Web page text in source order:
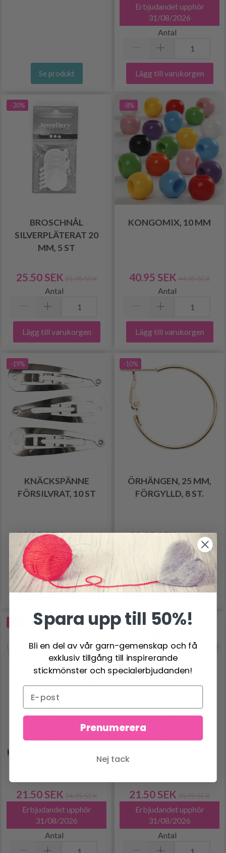
Se produkt
Erbjudandet upphör
31/08/2026
Antal
Lägg till varukorgen
-20%
BROSCHNÅL
SILVERPLÄTERAT 20
MM, 5 ST
25.50 SEK 31.95 SEK
Antal
Lägg till varukorgen
-8%
KONGOMIX, 10 MM
40.95 SEK 44.95 SEK
Antal
Lägg till varukorgen
-19%
KNÄCKSPÄNNE
FÖRSILVRAT, 10 ST
33.95 SEK
Antal
Lägg till varukorgen
-10%
ÖRHÄNGEN, 25 MM,
FÖRGYLLD, 8 ST.
32.95 SEK 36.95 SEK
Antal
Lägg till varukorgen
LINDEHOBBY
HÅRSPÄNNEN, SILVER, 6
21.50 SEK 34.95 SEK
Erbjudandet upphör
31/08/2026
Antal
-40%
LINDEHOBBY
SILVER, 45X14 MM, 10
21.50 SEK 35.95 SEK
Erbjudandet upphör
31/08/2026
Antal
Spara upp till 50%!
Bli en del av vår garn-gemenskap och få
exklusiv tillgång till inspirerande
stickmönster och specialerbjudanden!
Prenumerera
Nej tack